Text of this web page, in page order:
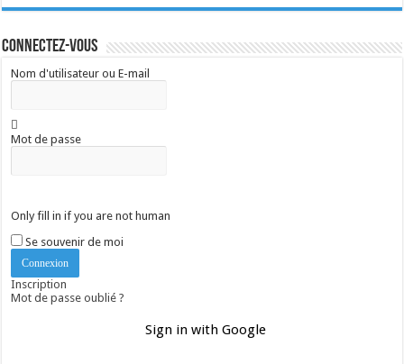
Connectez-vous
Nom d'utilisateur ou E-mail
Mot de passe
Only fill in if you are not human
Se souvenir de moi
Inscription
Mot de passe oublié ?
Sign in with Google